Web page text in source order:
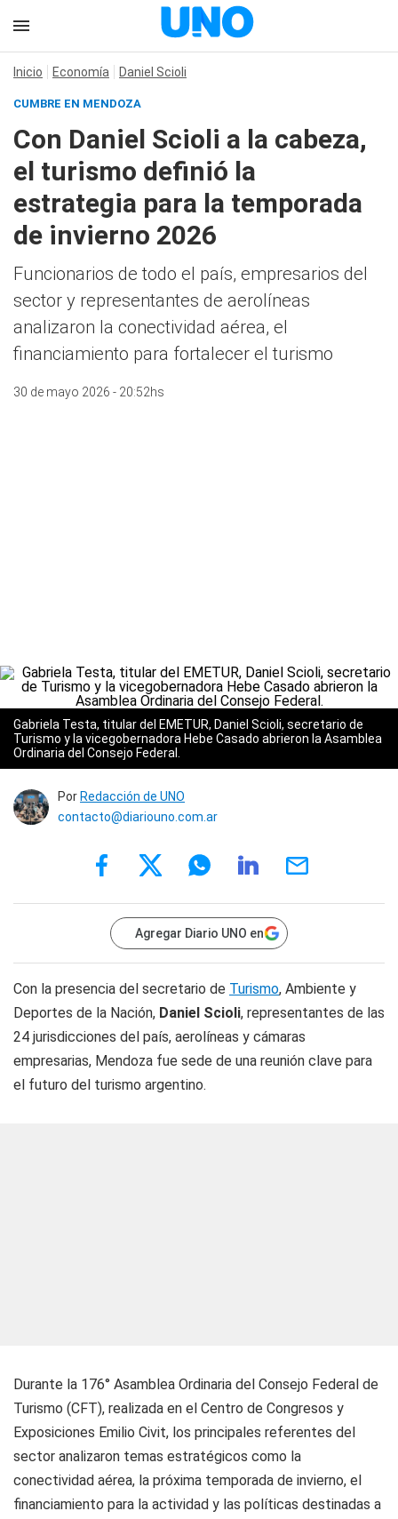
Inicio Economía Daniel Scioli
CUMBRE EN MENDOZA
Con Daniel Scioli a la cabeza,
el turismo definió la
estrategia para la temporada
de invierno 2026
Funcionarios de todo el país, empresarios del
sector y representantes de aerolíneas
analizaron la conectividad aérea, el
financiamiento para fortalecer el turismo
30 de mayo 2026 - 20:52hs
Gabriela Testa, titular del EMETUR, Daniel Scioli, secretario de
Turismo y la vicegobernadora Hebe Casado abrieron la Asamblea
Ordinaria del Consejo Federal.
Por Redacción de UNO
contacto@diariouno.com.ar
Agregar Diario UNO en
Con la presencia del secretario de Turismo, Ambiente y
Deportes de la Nación, Daniel Scioli, representantes de las
24 jurisdicciones del país, aerolíneas y cámaras
empresarias, Mendoza fue sede de una reunión clave para
el futuro del turismo argentino.
Durante la 176° Asamblea Ordinaria del Consejo Federal de
Turismo (CFT), realizada en el Centro de Congresos y
Exposiciones Emilio Civit, los principales referentes del
sector analizaron temas estratégicos como la
conectividad aérea, la próxima temporada de invierno, el
financiamiento para la actividad y las políticas destinadas a